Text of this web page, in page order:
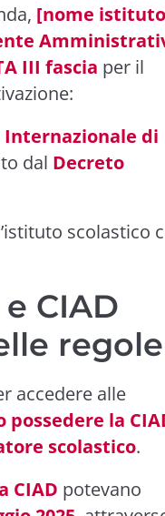
[nome
III fascia per il
di
dal Decreto
scolastico
CIAD
regole
accedere alle
la
scolastico.
CIAD potevano